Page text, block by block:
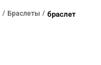
Браслеты браслет